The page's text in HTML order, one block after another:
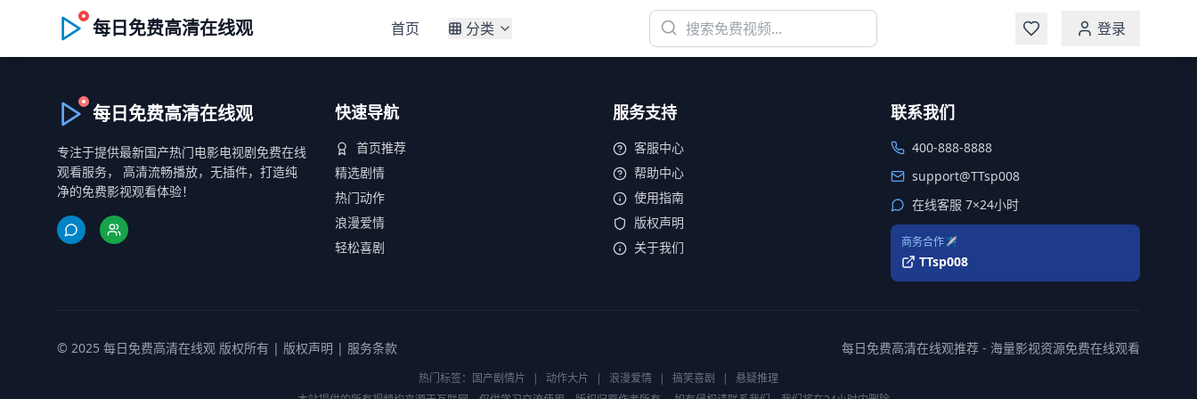
每日免费高清在线观 首页 分类 登录
每日免费高清在线观
专注于提供最新国产热门电影电视剧免费在线
观看服务， 高清流畅播放，无插件，打造纯
净的免费影视观看体验！
快速导航
首页推荐
精选剧情
热门动作
浪漫爱情
轻松喜剧
服务支持
客服中心
帮助中心
使用指南
版权声明
关于我们
联系我们
400-888-8888
support@TTsp008
在线客服 7×24小时
商务合作✈️
TTsp008
© 2025 每日免费高清在线观 版权所有 | 版权声明 | 服务条款 每日免费高清在线观推荐 - 海量影视资源免费在线观看
热门标签： 国产剧情片 | 动作大片 | 浪漫爱情 | 搞笑喜剧 |
悬疑推理